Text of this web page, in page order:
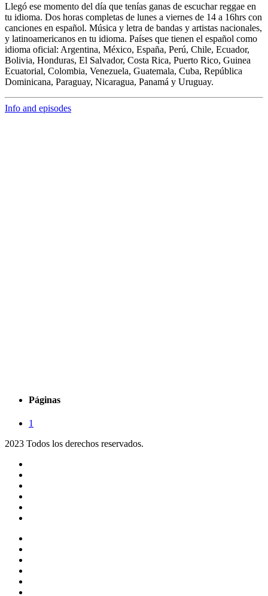
Llegó ese momento del día que tenías ganas de escucharreggae en
tu idioma. Dos horas completas de lunes a viernes de 14 a 16hrs con
canciones en español. Música y letra de bandas y artistas nacionales,
y latinoamericanos en tu idioma. Países que tienen el español como
idioma oficial: Argentina, México, España, Perú, Chile, Ecuador,
Bolivia, Honduras, El Salvador, Costa Rica, Puerto Rico, Guinea
Ecuatorial, Colombia, Venezuela, Guatemala, Cuba, República
Dominicana, Paraguay, Nicaragua, Panamá y Uruguay.
Info and episodes
Páginas
1
2023 Todos los derechos reservados.